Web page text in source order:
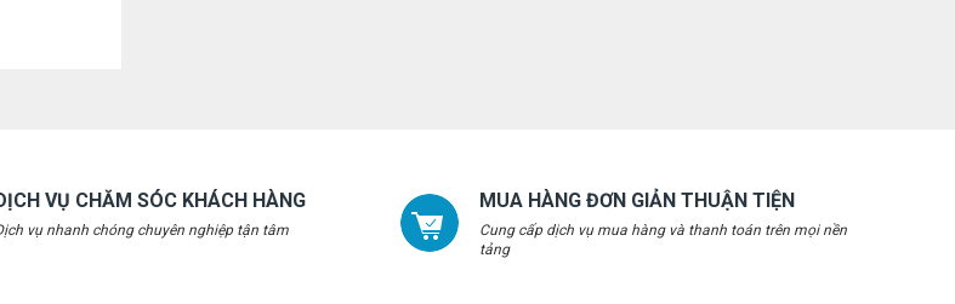
VỤ CHĂM SÓC KHÁCH HÀNG
vụ nhanh chóng chuyên nghiệp tận tâm
MUA HÀNG ĐƠN GIẢN THUẬN TIỆN
Cung cấp dịch vụ mua hàng và thanh toán trên mọi nền
tảng